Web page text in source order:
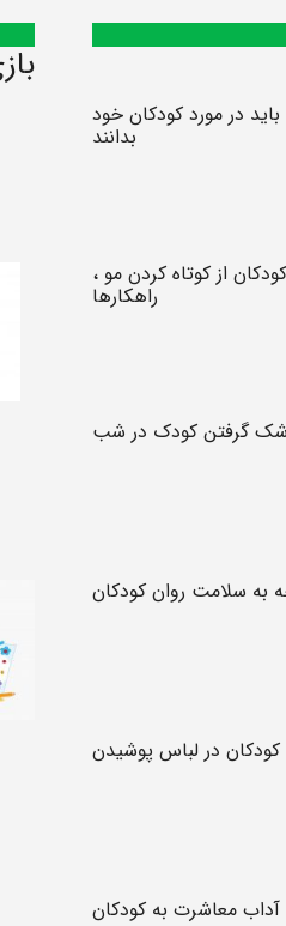
در مورد کودکان خود
بدانند
از کوتاه کردن مو ،
راهکارها
گرفتن کودک در شب
به سلامت روان کودکان
کودکان در لباس پوشیدن
معاشرت به کودکان